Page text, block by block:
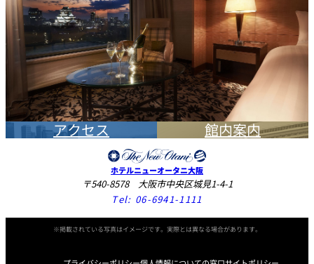
アクセス 館内案内
ホテルニューオータニ大阪
〒540-8578 大阪市中央区城見1-4-1
Tel: 06-6941-1111
※掲載されている写真はイメージです。実際とは異なる場合があります。